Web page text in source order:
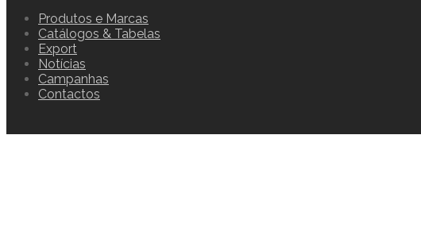
Produtos e Marcas
Catálogos & Tabelas
Export
Notícias
Campanhas
Contactos